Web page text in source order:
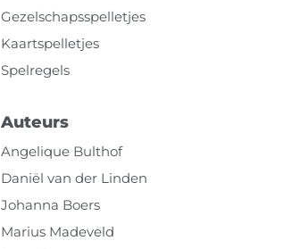
Gezelschapsspelletjes
Kaartspelletjes
Spelregels
Auteurs
Angelique Bulthof
Daniël van der Linden
Johanna Boers
Marius Madeveld